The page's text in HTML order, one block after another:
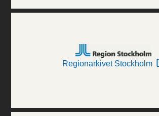
Regionarkivet Stockholm